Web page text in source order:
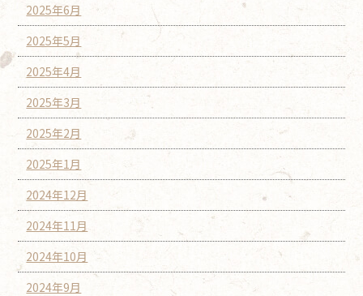
2025年6月
2025年5月
2025年4月
2025年3月
2025年2月
2025年1月
2024年12月
2024年11月
2024年10月
2024年9月